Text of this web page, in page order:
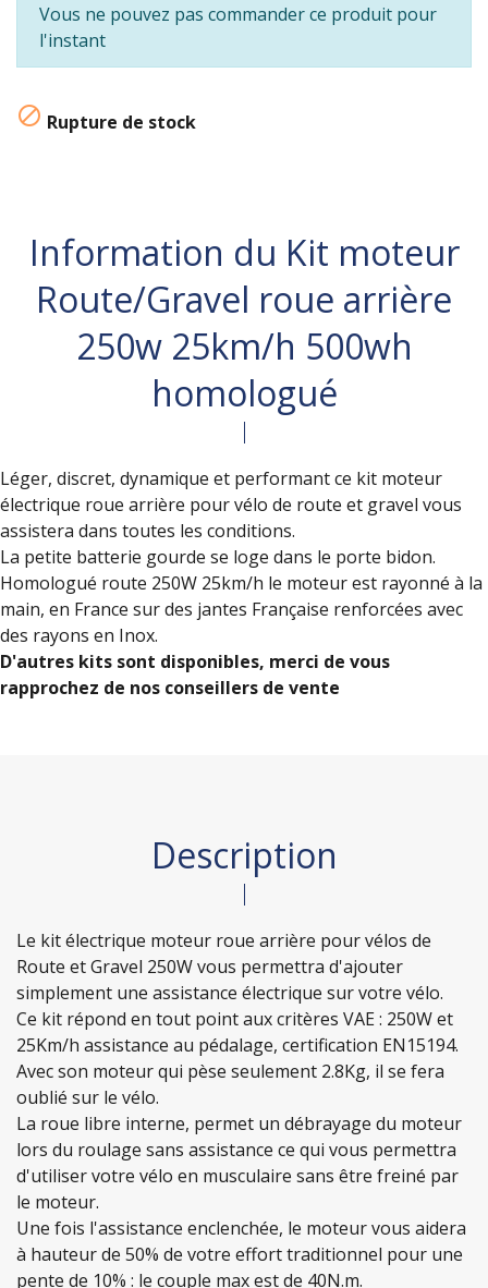
Vous ne pouvez pas commander ce produit pour
l'instant
 Rupture de stock
Information du Kit moteur
Route/Gravel roue arrière
250w 25km/h 500wh
homologué
Léger, discret, dynamique et performant ce kit moteur
électrique roue arrière pour vélo de route et gravel vous
assistera dans toutes les conditions.
La petite batterie gourde se loge dans le porte bidon.
Homologué route 250W 25km/h le moteur est rayonné à la
main, en France sur des jantes Française renforcées avec
des rayons en Inox.
D'autres kits sont disponibles, merci de vous
rapprochez de nos conseillers de vente
Description
Le kit électrique moteur roue arrière pour vélos de
Route et Gravel 250W vous permettra d'ajouter
simplement une assistance électrique sur votre vélo.
Ce kit répond en tout point aux critères VAE : 250W et
25Km/h assistance au pédalage, certification EN15194.
Avec son moteur qui pèse seulement 2.8Kg, il se fera
oublié sur le vélo.
La roue libre interne, permet un débrayage du moteur
lors du roulage sans assistance ce qui vous permettra
d'utiliser votre vélo en musculaire sans être freiné par
le moteur.
Une fois l'assistance enclenchée, le moteur vous aidera
à hauteur de 50% de votre effort traditionnel pour une
pente de 10% : le couple max est de 40N.m.